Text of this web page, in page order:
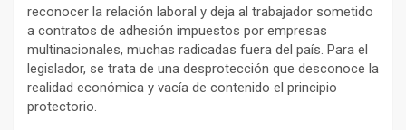
reconocer la relación laboral y deja al trabajador sometido
a contratos de adhesión impuestos por empresas
multinacionales, muchas radicadas fuera del país. Para el
legislador, se trata de una desprotección que desconoce la
realidad económica y vacía de contenido el principio
protectorio.